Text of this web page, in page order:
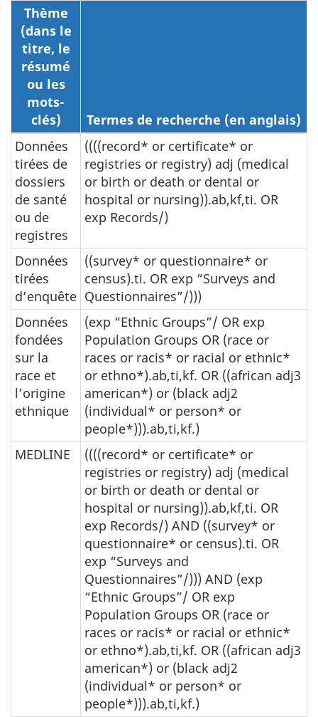
Thème
(dans le
titre, le
résumé
ou les
mots-
clés)
Termes de recherche (en anglais)
Données
tirées de
dossiers
de santé
ou de
registres
((((record* or certificate* or
registries or registry) adj (medical
or birth or death or dental or
hospital or nursing)).ab,kf,ti. OR
exp Records/)
Données
tirées
d’enquête
((survey* or questionnaire* or
census).ti. OR exp “Surveys and
Questionnaires”/)))
Données
fondées
sur la
race et
l’origine
ethnique
(exp “Ethnic Groups”/ OR exp
Population Groups OR (race or
races or racis* or racial or ethnic*
or ethno*).ab,ti,kf. OR ((african adj3
american*) or (black adj2
(individual* or person* or
people*))).ab,ti,kf.)
MEDLINE
((((record* or certificate* or
registries or registry) adj (medical
or birth or death or dental or
hospital or nursing)).ab,kf,ti. OR
exp Records/) AND ((survey* or
questionnaire* or census).ti. OR
exp “Surveys and
Questionnaires”/))) AND (exp
“Ethnic Groups”/ OR exp
Population Groups OR (race or
races or racis* or racial or ethnic*
or ethno*).ab,ti,kf. OR ((african adj3
american*) or (black adj2
(individual* or person* or
people*))).ab,ti,kf.)